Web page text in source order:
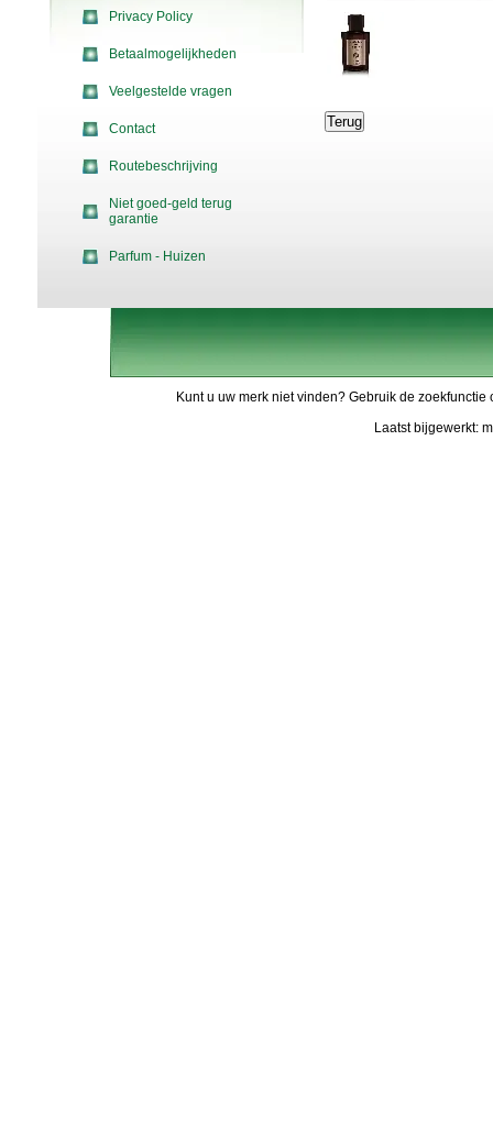
Privacy Policy
Betaalmogelijkheden
Veelgestelde vragen
Contact
Routebeschrijving
Niet goed-geld terug
garantie
Parfum - Huizen
Kunt u uw merk niet vinden? Gebruik de
Laatst bijgewerkt: